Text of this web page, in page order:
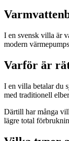
I en svensk villa är
modern
Varför är
I en villa betalar du
med traditionell
Därtill har många
lägre total